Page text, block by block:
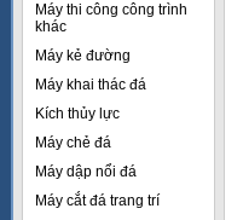
Máy thi công công trình
khác
Máy kẻ đường
Máy khai thác đá
Kích thủy lực
Máy chẻ đá
Máy dập nổi đá
Máy cắt đá trang trí